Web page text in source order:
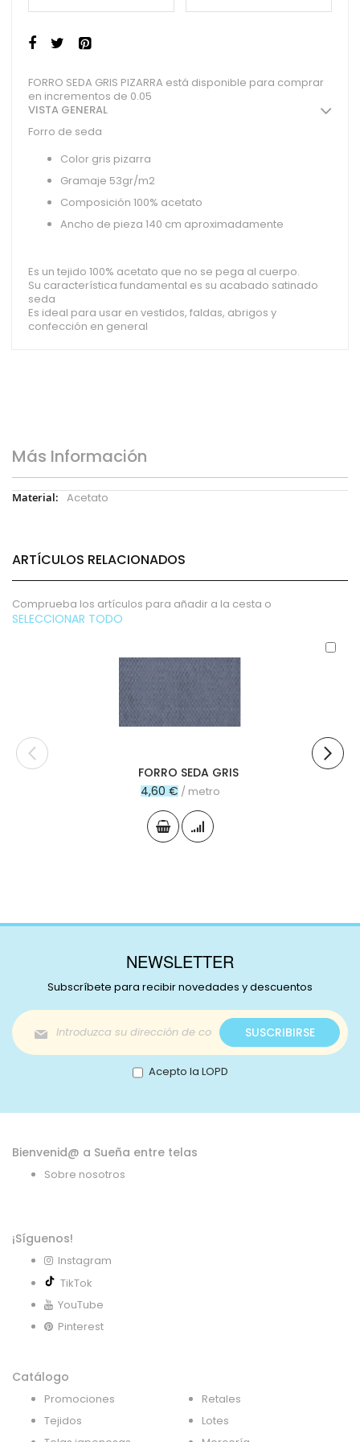
FORRO SEDA GRIS PIZARRA está disponible para comprar
en incrementos de 0.05
VISTA GENERAL
Forro de seda
Color gris pizarra
Gramaje 53gr/m2
Composición 100% acetato
Ancho de pieza 140 cm aproximadamente
Es un tejido 100% acetato que no se pega al cuerpo.
Su característica fundamental es su acabado satinado
seda
Es ideal para usar en vestidos, faldas, abrigos y
confección en general
Más Información
Más
Acetato
ARTÍCULOS RELACIONADOS
Comprueba los artículos para añadir a la cesta o
SELECCIONAR TODO
FORRO SEDA GRIS
4,60 € / metro
NEWSLETTER
Subscríbete para recibir novedades y descuentos
Inscríbase
a
nuestro
boletín
de
SUSCRIBIRSE
Acepto la LOPD
Bienvenid@ a Sueña entre telas
Sobre nosotros
¡Síguenos!
Instagram
TikTok
YouTube
Pinterest
Catálogo
Promociones
Tejidos
Retales
Lotes